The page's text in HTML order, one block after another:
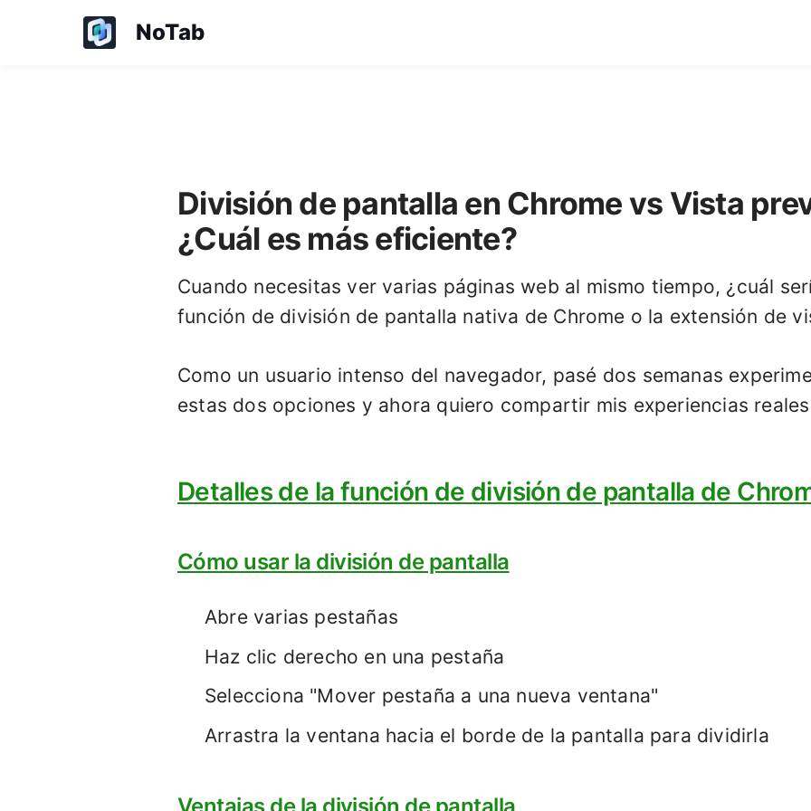
NoTab
División de pantalla en Chrome vs Vista
¿Cuál es más eficiente?
Cuando necesitas ver varias páginas web al mismo tiempo, ¿cuál
función de división de pantalla nativa de Chrome o la extensión de
Como un usuario intenso del navegador, pasé dos semanas
estas dos opciones y ahora quiero compartir mis experiencias
Detalles de la función de división de pantalla de
Cómo usar la división de pantalla
Abre varias pestañas
Haz clic derecho en una pestaña
Selecciona "Mover pestaña a una nueva ventana"
Arrastra la ventana hacia el borde de la pantalla para dividirla
Ventajas de la división de pantalla